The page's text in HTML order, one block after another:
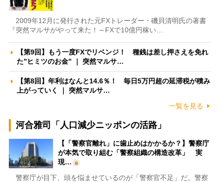
2009年12月に発行された元FXトレーダー・磯貝清明氏の著書
『突然マルサがやって来た！～FXで10億円稼い…
【第9回】もう一度FXでリベンジ！ 種銭は差し押さえを免れ
た”ヒミツのお金” ｜ 突然マルサ…
【第8回】年利はなんと14.6％！ 毎日5万円超の延滞税が積み
上がっていく ｜ 突然マルサ…
一覧を見る
河合雅司「人口減少ニッポンの活路」
【「警察官離れ」に歯止めはかかるか？】警察庁
が本気で取り組む「警察組織の構造改革」 実
現…
警察庁が目下、頭を悩ませているのが「警察官不足」だ。警察